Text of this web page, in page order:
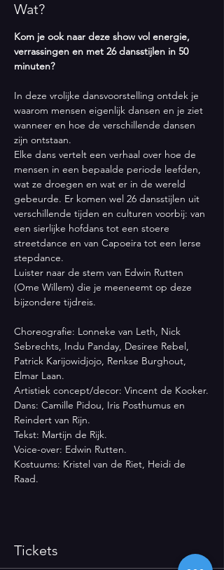
Wat?
Kom je ook naar deze show vol energie,
verrassingen en met 26 dansstijlen in 50
minuten?
In deze vrolijke dansvoorstelling ontdek je
waarom mensen eigenlijk dansen en je ziet
wanneer en hoe de verschillende dansen
zijn ontstaan.
Elke dans vertelt een verhaal over hoe de
mensen in een bepaalde periode leefden,
wat ze droegen en wat er in de wereld
gebeurde. Er komen wel 26 dansstijlen uit
verschillende tijden en culturen voorbij: van
een sierlijke hofdans tot een stoere
streetdance en van Capoeira tot een Ierse
stepdance.
Luister naar de stem van Edwin Rutten
(Ome Willem) die je meeneemt op deze
bijzondere tijdreis.
Choreografie: Lonneke van Leth, Nick
Sebrechts, Indu Panday, Desiree Rebel,
Patrick Karijowidjojo, Renkse Burghout,
Elmar Laan.
Artistiek concept/decor: Vincent de Kooker.
Dans: Camille Pidou, Iris Posthumus en
Reindert van Rijn.
Tekst: Martijn de Rijk.
Voice-over: Edwin Rutten.
Kostuums: Kristel van de Riet, Heidi de
Raad.
Tickets